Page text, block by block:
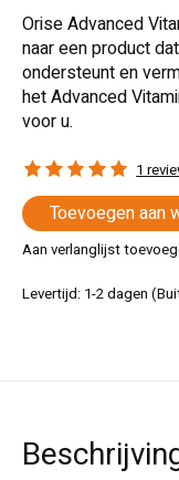
Orise Advanced
naar een product
ondersteunt en
het Advanced
voor u.
The rating of this product
1
Toevoegen aan
Aan verlanglijst
Levertijd: 1-2 dagen